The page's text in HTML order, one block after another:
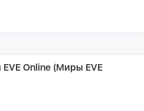
EVE Online (Миры EVE